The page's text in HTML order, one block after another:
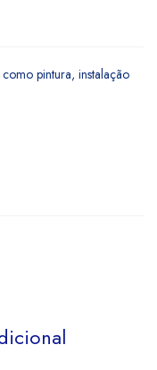
pintura, instalação